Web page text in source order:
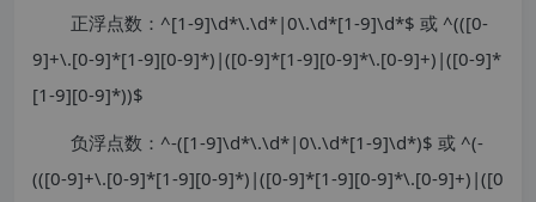
正浮点数：^[1-9]\d*\.\d*|0\.\d*[1-9]\d*$ 或 ^(([0-
9]+\.[0-9]*[1-9][0-9]*)|([0-9]*[1-9][0-9]*\.[0-9]+)|([0-9]*
[1-9][0-9]*))$
负浮点数：^-([1-9]\d*\.\d*|0\.\d*[1-9]\d*)$ 或 ^(-
(([0-9]+\.[0-9]*[1-9][0-9]*)|([0-9]*[1-9][0-9]*\.[0-9]+)|([0